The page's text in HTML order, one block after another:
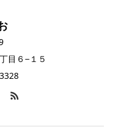
目６−１５